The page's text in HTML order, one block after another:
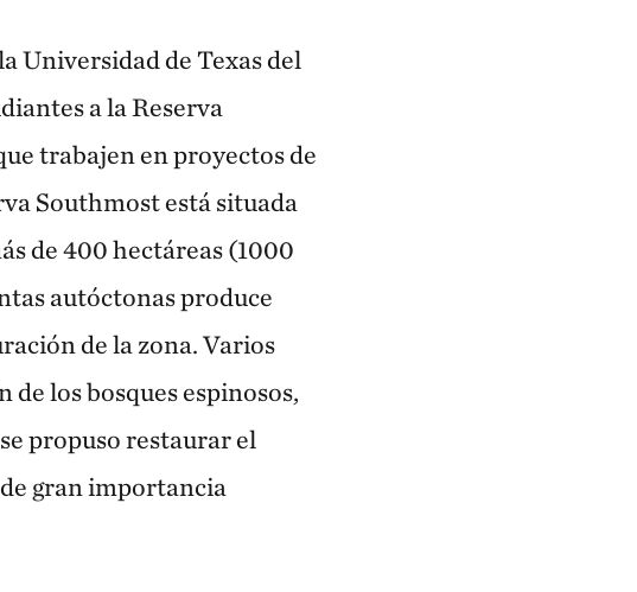
Universidad de Texas del
a la Reserva
trabajen en proyectos de
Southmost está situada
de 400 hectáreas (1000
autóctonas produce
de la zona. Varios
los bosques espinosos,
propuso restaurar el
gran importancia